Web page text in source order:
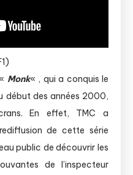
Monk« , qui a conquis le
début des années 2000,
En effet, TMC a
de cette série
public de découvrir les
de l’inspecteur